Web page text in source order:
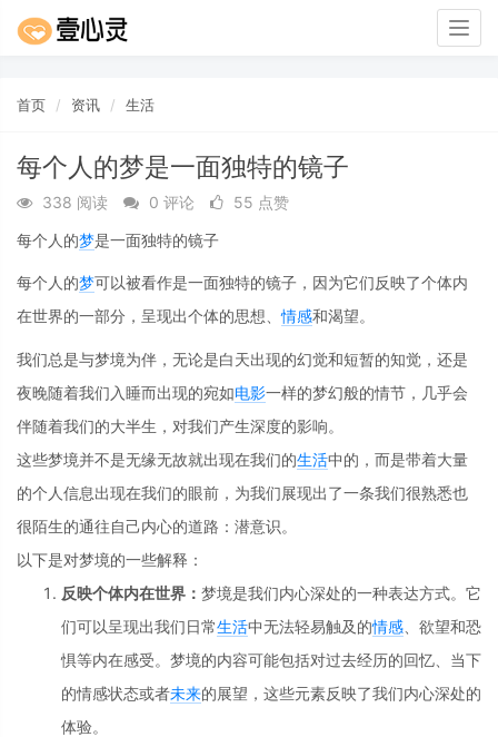
首页 资讯 生活
每个人的梦是一面独特的镜子
338 阅读 0 评论
55 点赞
每个人的梦是一面独特的镜子
每个人的梦可以被看作是一面独特的镜子，因为它们反映了个体内
在世界的一部分，呈现出个体的思想、情感和渴望。
我们总是与梦境为伴，无论是白天出现的幻觉和短暂的知觉，还是
夜晚随着我们入睡而出现的宛如电影一样的梦幻般的情节，几乎会
伴随着我们的大半生，对我们产生深度的影响。
这些梦境并不是无缘无故就出现在我们的生活中的，而是带着大量
的个人信息出现在我们的眼前，为我们展现出了一条我们很熟悉也
很陌生的通往自己内心的道路：潜意识。
以下是对梦境的一些解释：
反映个体内在世界： 梦境是我们内心深处的一种表达方式。它
们可以呈现出我们日常生活中无法轻易触及的情感 、欲望和恐
惧等内在感受。梦境的内容可能包括对过去经历的回忆、当下
的情感状态或者未来的展望，这些元素反映了我们内心深处的
体验。